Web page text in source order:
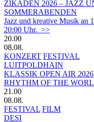
ZIKADEN 2026 – JAZZ
SOMMERABENDEN
Jazz und kreative Musik an
20:00 Uhr. >>
20.00
08.08.
KONZERT FESTIVAL
LUITPOLDHAIN
KLASSIK OPEN AIR 2026
RHYTHM OF THE
21.00
08.08.
FESTIVAL FILM
DESI